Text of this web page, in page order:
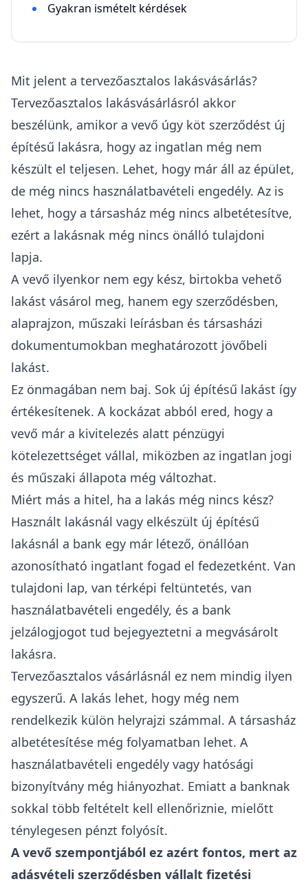
Gyakran ismételt kérdések
Mit jelent a tervezőasztalos lakásvásárlás?
Tervezőasztalos lakásvásárlásról akkor
beszélünk, amikor a vevő úgy köt szerződést új
építésű lakásra, hogy az ingatlan még nem
készült el teljesen. Lehet, hogy már áll az épület,
de még nincs használatbavételi engedély. Az is
lehet, hogy a társasház még nincs albetétesítve,
ezért a lakásnak még nincs önálló tulajdoni
lapja.
A vevő ilyenkor nem egy kész, birtokba vehető
lakást vásárol meg, hanem egy szerződésben,
alaprajzon, műszaki leírásban és társasházi
dokumentumokban meghatározott jövőbeli
lakást.
Ez önmagában nem baj. Sok új építésű lakást így
értékesítenek. A kockázat abból ered, hogy a
vevő már a kivitelezés alatt pénzügyi
kötelezettséget vállal, miközben az ingatlan jogi
és műszaki állapota még változhat.
Miért más a hitel, ha a lakás még nincs kész?
Használt lakásnál vagy elkészült új építésű
lakásnál a bank egy már létező, önállóan
azonosítható ingatlant fogad el fedezetként. Van
tulajdoni lap, van térképi feltüntetés, van
használatbavételi engedély, és a bank
jelzálogjogot tud bejegyeztetni a megvásárolt
lakásra.
Tervezőasztalos vásárlásnál ez nem mindig ilyen
egyszerű. A lakás lehet, hogy még nem
rendelkezik külön helyrajzi számmal. A társasház
albetétesítése még folyamatban lehet. A
használatbavételi engedély vagy hatósági
bizonyítvány még hiányozhat. Emiatt a banknak
sokkal több feltételt kell ellenőriznie, mielőtt
ténylegesen pénzt folyósít.
A vevő szempontjából ez azért fontos, mert az
adásvételi szerződésben vállalt fizetési